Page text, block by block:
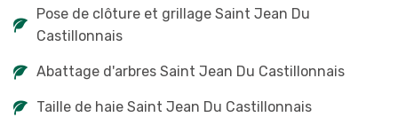
Pose de clôture et grillage Saint Jean Du
Castillonnais
Abattage d'arbres Saint Jean Du Castillonnais
Taille de haie Saint Jean Du Castillonnais